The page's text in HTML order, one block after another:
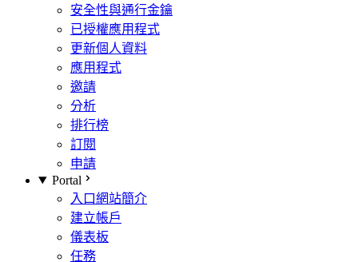
安全性與通行金鑰
已授權應用程式
更新個人資料
應用程式
邀請
分析
排行榜
訂閱
申請
Portal
入口網站簡介
建立帳戶
儀表板
任務